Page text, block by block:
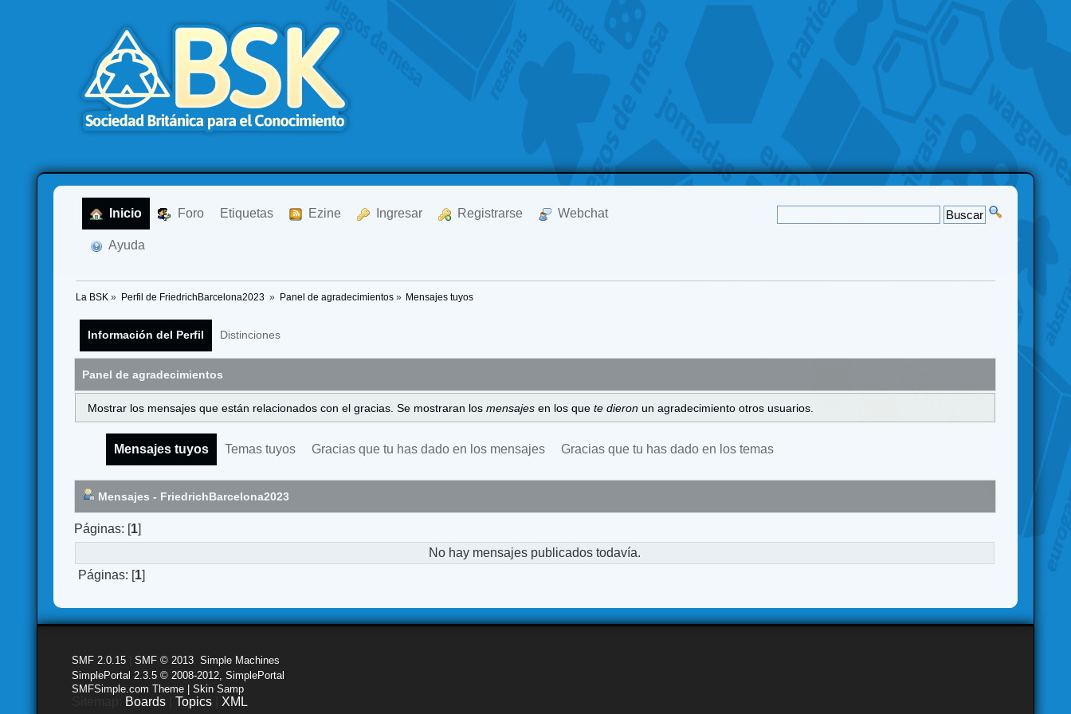
Inicio Foro Etiquetas Ezine Ingresar Registrarse Webchat
Ayuda
La BSK » Perfil de FriedrichBarcelona2023 » Panel de agradecimientos» Mensajes tuyos
Información del Perfil Distinciones
Panel de agradecimientos
Mostrar los mensajes que están relacionados con el gracias. Se mostraran los mensajes en los que te dieron un agradecimiento otros usuarios.
Mensajes tuyos Temas tuyos Gracias que tu has dado en los mensajes Gracias que tu has dado en los temas
Mensajes - FriedrichBarcelona2023
Páginas: [1]
No hay mensajes publicados todavía.
Páginas: [1]
SMF 2.0.15 |SMF © 2013 ,Simple Machines
SimplePortal 2.3.5 © 2008-2012, SimplePortal
SMFSimple.com Theme | Skin Samp
Boards |Topics XML